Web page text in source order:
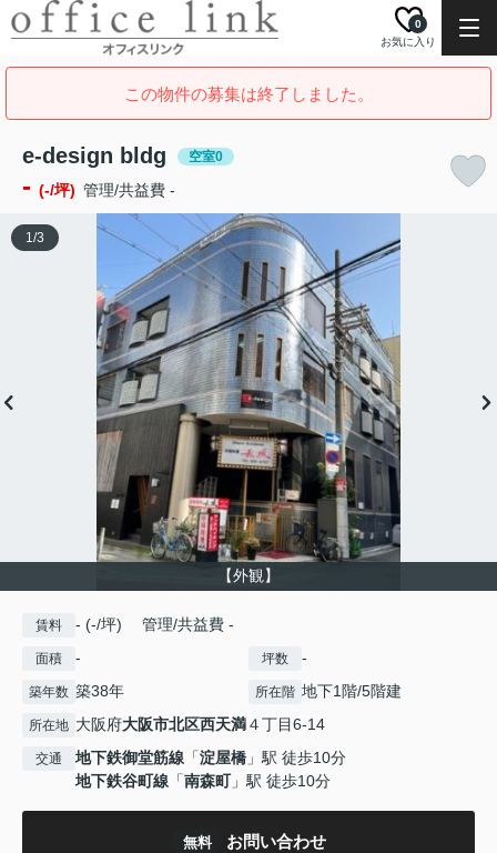
お気に入り
0
この物件の募集は終了しました。
e-design bldg 空室0
- (-/坪) 管理/共益費 -
【外観】
1/3
賃料 - (-/坪) 管理/共益費 -
面積 - 坪数 -
築年数 築38年 所在階 地下1階/5階建
所在地 大阪府大阪市北区西天満４丁目6-14
交通 地下鉄御堂筋線 「淀屋橋 」駅 徒歩10分
地下鉄谷町線 「南森町」駅 徒歩10分
無料 お問い合わせ